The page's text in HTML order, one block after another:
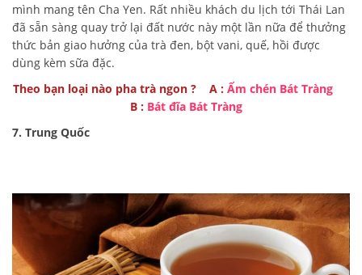
mình mang tên Cha Yen. Rất nhiều khách du lịch tới Thái Lan
đã sẵn sàng quay trở lại đất nước này một lần nữa để thưởng
thức bản giao hưởng của trà đen, bột vani, quế, hồi được
dùng kèm sữa đặc.
Theo bạn loại nào pha trà ngon ? A : Ấm chén Bát Tràng
B : Bát đĩa Bát Tràng
7. Trung Quốc